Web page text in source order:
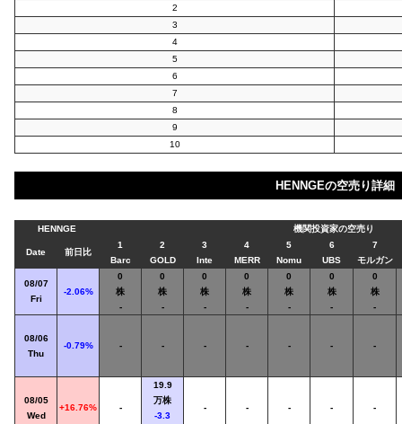
2
3
4
5
6
7
8
9
10
HENNGEの空売り詳細
HENNGE 機関投資家の空売り
Date 前日比
1
Barc
2
GOLD
3
Inte
4
MERR
5
Nomu
6
UBS
7
モルガン
08/07
Fri
-2.06%
0
株
-
0
株
-
0
株
-
0
株
-
0
株
-
0
株
-
0
株
-
08/06
Thu
-0.79% - - - - - - -
08/05
Wed
+16.76% -
19.9
万株
-3.3
- - - - -